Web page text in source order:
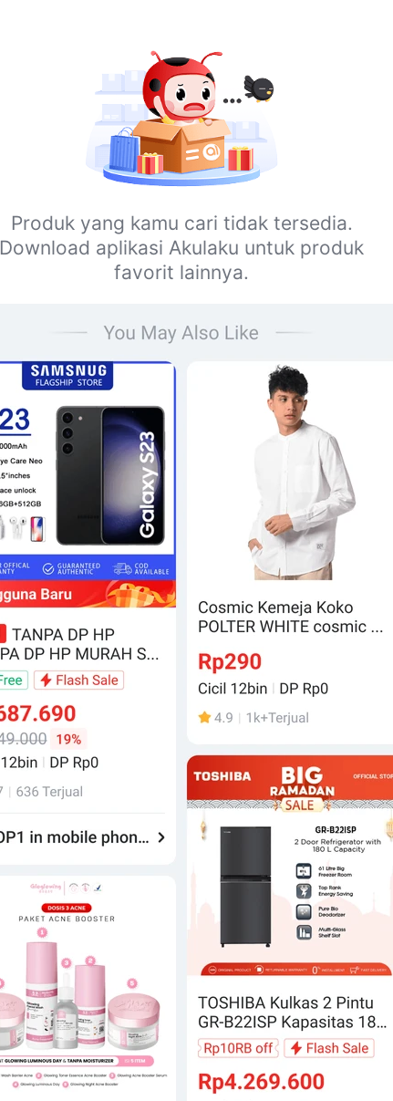
Produk yang kamu cari tidak tersedia.
Download aplikasi Akulaku untuk produk
favorit lainnya.